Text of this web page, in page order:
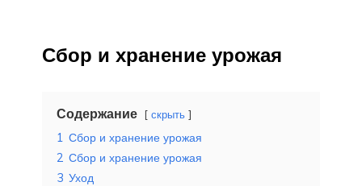
Сбор и хранение урожая
Содержание скрыть
1 Сбор и хранение урожая
2 Сбор и хранение урожая
3 Уход